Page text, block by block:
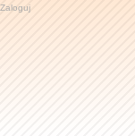
Zaloguj